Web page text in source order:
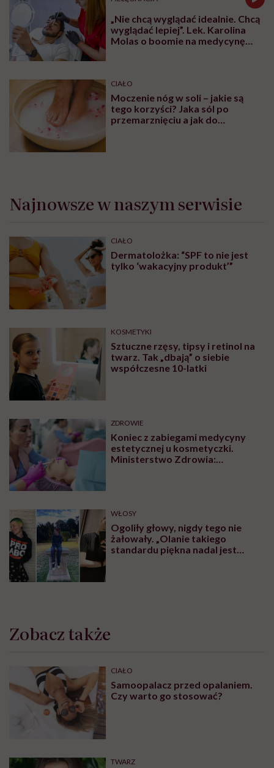
„Nie chcą wyglądać idealnie. Chcą
wyglądać lepiej”. Lek. Karolina
Molas o boomie na medycynę
CIAŁO
Moczenie nóg w soli – jakie są
tego korzyści? Jaka sól po
przemarznięciu a jak do
Najnowsze w naszym serwisie
CIAŁO
Dermatolożka: “SPF to nie jest
tylko ‘wakacyjny produkt’”
KOSMETYKI
Sztuczne rzęsy, tipsy i retinol na
twarz. Tak „dbają” o siebie
współczesne 10-latki
ZDROWIE
Koniec z zabiegami medycyny
estetycznej u kosmetyczki.
Ministerstwo Zdrowia:
WŁOSY
Ogoliły głowy, nigdy tego nie
żałowały. „Olanie takiego
standardu piękna nadal jest
Zobacz także
CIAŁO
Samoopalacz przed opalaniem.
Czy warto go stosować?
TWARZ